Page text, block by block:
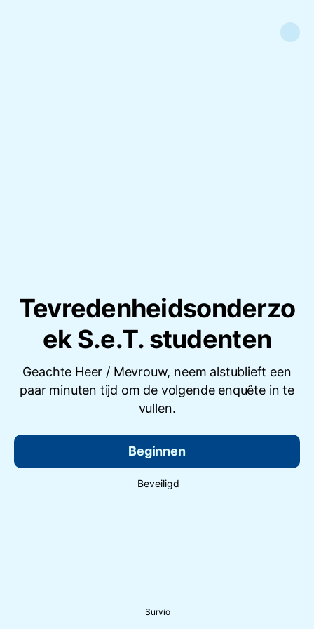
Tevredenheidsonderzo
ek S.e.T. studenten
Geachte Heer / Mevrouw, neem alstublieft een
paar minuten tijd om de volgende enquête in te
vullen.
Beginnen
Beveiligd
Survio